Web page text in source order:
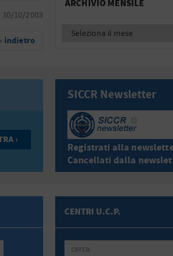
30/10/2003
‹ indietro
ARCHIVIO MENSILE
SICCR Newsletter
Registrati alla
Cancellati dalla
CENTRI U.C.P.